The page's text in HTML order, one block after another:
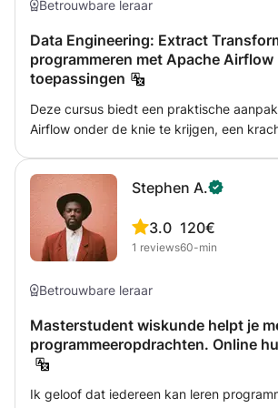
Betrouwbare leraar
Data Engineering: Extract
programmeren met Apache
toepassingen
Deze cursus biedt een praktische
Airflow onder de knie te krijgen, een
leert hoe u datapijplijnen bouwt, plant,
optimaliseert, en zo de betrouwbaarheid
gegevens in productieomgevingen
middel van praktijkvoorbeelden en
Engineer te worden die complexe
meerdere real-world ETL-workflows
Airflow. Laat het me weten als u meer
Stephen A.
3.0
1 reviews
120€
60-min
Betrouwbare leraar
Masterstudent wiskunde helpt je
programmeeropdrachten. Online
Ik geloof dat iedereen kan leren